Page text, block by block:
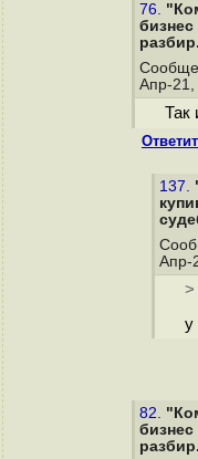
76.
бизнес
Апр-21,
Так
137.
Апр-
>
у
82.
бизнес